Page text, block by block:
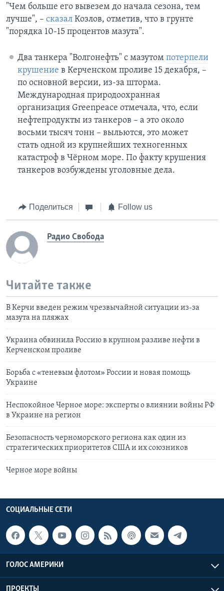
"Чем больше его вывезем до начала сезона, тем
лучше", – сказал Козлов, отметив, что в грунте
"порядка 10-15 процентов мазута".
Два танкера "Волгонефть" с мазутом потерпели
крушение в Керченском проливе 15 декабря, –
по основной версии, из-за шторма.
Международная природоохранная
организация Greenpeace отмечала, что, если
нефтепродукты из танкеров – а это около
восьми тысяч тонн – выльются, это может
стать одной из крупнейших техногенных
катастроф в Чёрном море. По факту крушения
танкеров возбуждены уголовные дела.
Поделиться Follow us
Радио Свобода
Читайте также
В Керчи введен режим чрезвычайной ситуации из-за
мазута на пляжах
Украина обвинила Россию в крупном разливе нефти в
Керченском проливе
Борьба с «теневым флотом» России и новая помощь
Украине
Неспокойное Черное море: эксперты о влиянии войны РФ
в Украине на регион
Безопасность черноморского региона как один из
стратегических приоритетов США и их союзников
Черное море войны
СОЦИАЛЬНЫЕ СЕТИ
ГОЛОС АМЕРИКИ
ПРОЕКТЫ